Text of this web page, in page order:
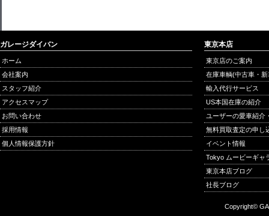
ガレージダイバン
ホーム
会社案内
スタッフ紹介
アクセスマップ
お問い合わせ
採用情報
個人情報保護方針
東京本店
東京店のご案内
在庫車輌(中古車・
輸入代行サービス
US本国在庫の紹介
ユーザーの愛車紹介
無料買取査定の申し
イベント情報
Tokyo ムービーギャ
東京本店ブログ
社長ブログ
Copyright©